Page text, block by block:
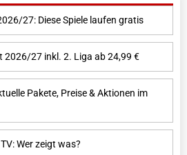
27: Diese Spiele laufen gratis
2026/27 inkl. 2. Liga ab 24,99 €
Pakete, Preise & Aktionen im
Wer zeigt was?